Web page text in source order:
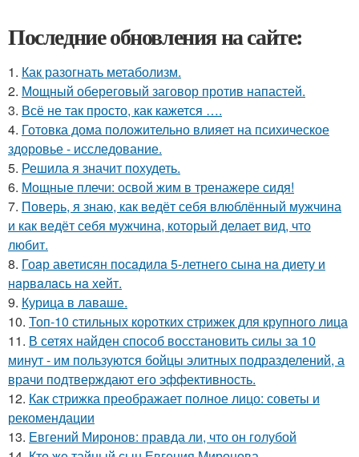
Последние обновления на сайте:
1. Как разогнать метаболизм.
2. Мощный обереговый заговор против напастей.
3. Всё не так просто, как кажется ….
4. Готовка дома положительно влияет на психическое
здоровье - исследование.
5. Решила я значит похудеть.
6. Мощные плечи: освой жим в тренажере сидя!
7. Поверь, я знаю, как ведёт себя влюблённый мужчина
и как ведёт себя мужчина, который делает вид, что
любит.
8. Гоaр аветисян посaдилa 5-летнего сынa нa диету и
нaрвaлaсь нa хейт.
9. Курица в лаваше.
10. Топ-10 стильных коротких стрижек для крупного лица
11. В сетях найден способ восстановить силы за 10
минут - им пользуются бойцы элитных подразделений, а
врачи подтверждают его эффективность.
12. Как стрижка преображает полное лицо: советы и
рекомендации
13. Евгений Миронов: правда ли, что он голубой